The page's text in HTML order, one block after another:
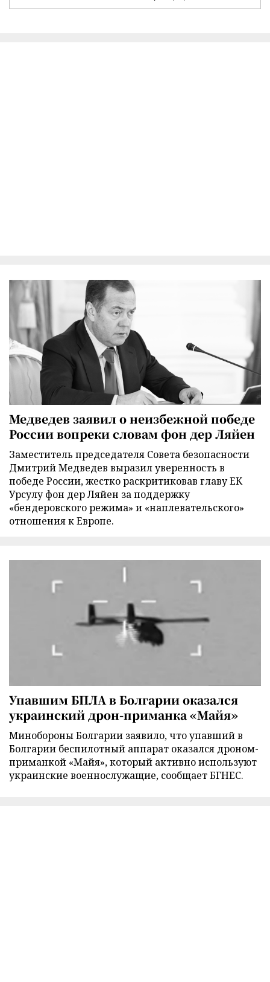
Медведев заявил о неизбежной победе
России вопреки словам фон дер Ляйен
Заместитель председателя Совета безопасности
Дмитрий Медведев выразил уверенность в
победе России, жестко раскритиковав главу ЕК
Урсулу фон дер Ляйен за поддержку
«бендеровского режима» и «наплевательского»
отношения к Европе.
Упавшим БПЛА в Болгарии оказался
украинский дрон-приманка «Майя»
Минобороны Болгарии заявило, что упавший в
Болгарии беспилотный аппарат оказался дроном-
приманкой «Майя», который активно используют
украинские военнослужащие, сообщает БГНЕС.